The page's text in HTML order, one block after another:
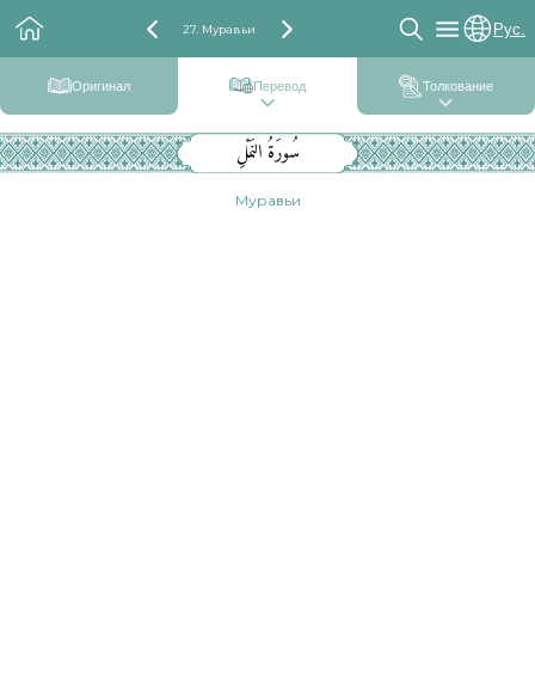
27. Муравьи Рус.
Оригинал Перевод Толкование
سُورَةُ النَمْلِ
Муравьи